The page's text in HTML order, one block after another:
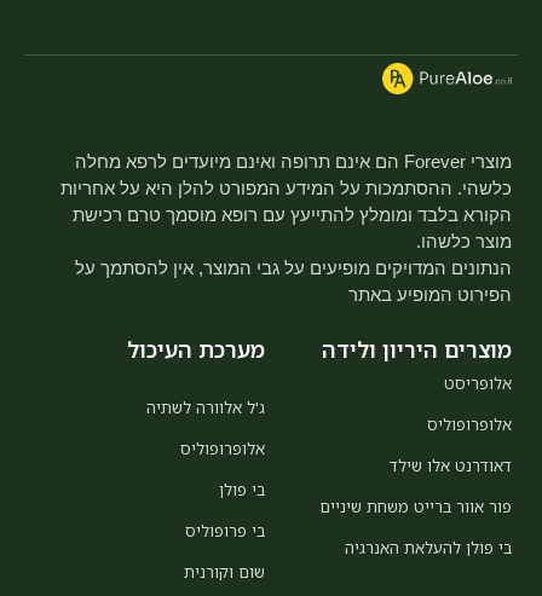
מוצרי Forever הם אינם תרופה ואינם מיועדים לרפא מחלה
כלשהי. ההסתמכות על המידע המפורט להלן היא על אחריות
הקורא בלבד ומומלץ להתייעץ עם רופא מוסמך טרם רכישת
מוצר כלשהו.
הנתונים המדויקים מופיעים על גבי המוצר, אין להסתמך על
הפירוט המופיע באתר
מוצרים היריון ולידה
אלופריסט
אלופרופוליס
דאודרנט אלו שילד
פור אוור ברייט משחת שיניים
בי פולן להעלאת האנרגיה
מערכת העיכול
ג'ל אלוורה לשתיה
אלופרופוליס
בי פולן
בי פרופוליס
שום וקורנית